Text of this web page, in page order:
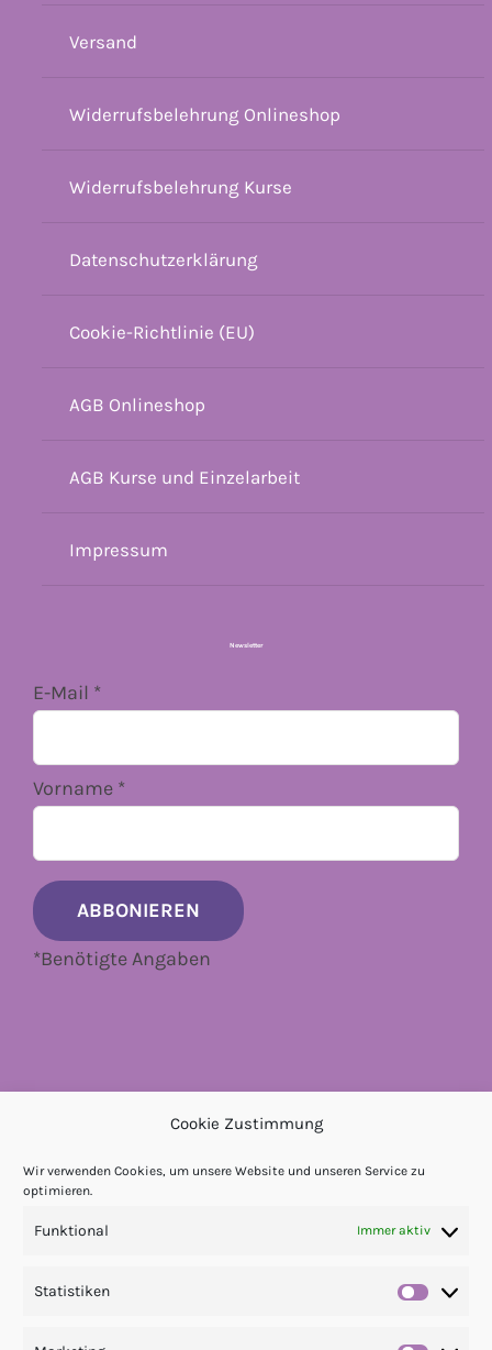
Cookie Zustimmung
Wir verwenden Cookies, um unsere Website und unseren Service zu
optimieren.
Funktional Immer aktiv
Statistiken
Versand
Widerrufsbelehrung Onlineshop
Widerrufsbelehrung Kurse
Datenschutzerklärung
Cookie-Richtlinie (EU)
AGB Onlineshop
AGB Kurse und Einzelarbeit
Impressum
Newsletter
E-Mail *
Vorname *
*Benötigte Angaben